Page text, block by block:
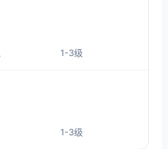
1-3级
1-3级